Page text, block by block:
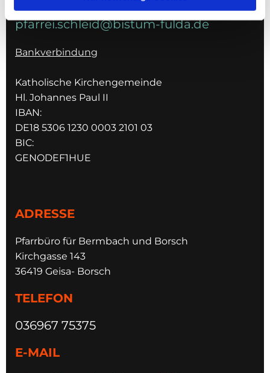
pfarrei.schleid@bistum-fulda.de
Bankverbindung
Katholische Kirchengemeinde
Hl. Johannes Paul II
IBAN:
DE18 5306 1230 0003 2101 03
BIC:
GENODEF1HUE
ADRESSE
Pfarrbüro für Bermbach und Borsch
Kirchgasse 143
36419 Geisa- Borsch
TELEFON
036967 75375
E-MAIL